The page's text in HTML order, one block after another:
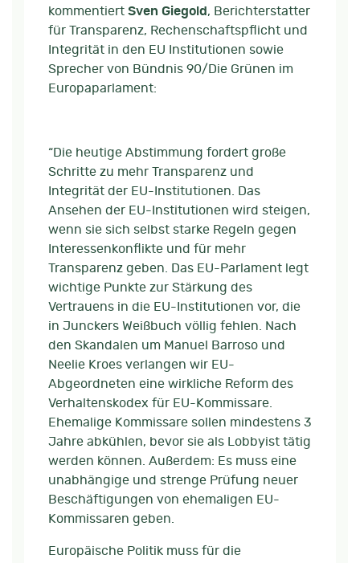
kommentiert Sven Giegold , Berichterstatter
für Transparenz, Rechenschaftspflicht und
Integrität in den EU Institutionen sowie
Sprecher von Bündnis 90/Die Grünen im
Europaparlament:
“Die heutige Abstimmung fordert große
Schritte zu mehr Transparenz und
Integrität der EU-Institutionen. Das
Ansehen der EU-Institutionen wird steigen,
wenn sie sich selbst starke Regeln gegen
Interessenkonflikte und für mehr
Transparenz geben. Das EU-Parlament legt
wichtige Punkte zur Stärkung des
Vertrauens in die EU-Institutionen vor, die
in Junckers Weißbuch völlig fehlen. Nach
den Skandalen um Manuel Barroso und
Neelie Kroes verlangen wir EU-
Abgeordneten eine wirkliche Reform des
Verhaltenskodex für EU-Kommissare.
Ehemalige Kommissare sollen mindestens 3
Jahre abkühlen, bevor sie als Lobbyist tätig
werden können. Außerdem: Es muss eine
unabhängige und strenge Prüfung neuer
Beschäftigungen von ehemaligen EU-
Kommissaren geben.
Europäische Politik muss für die